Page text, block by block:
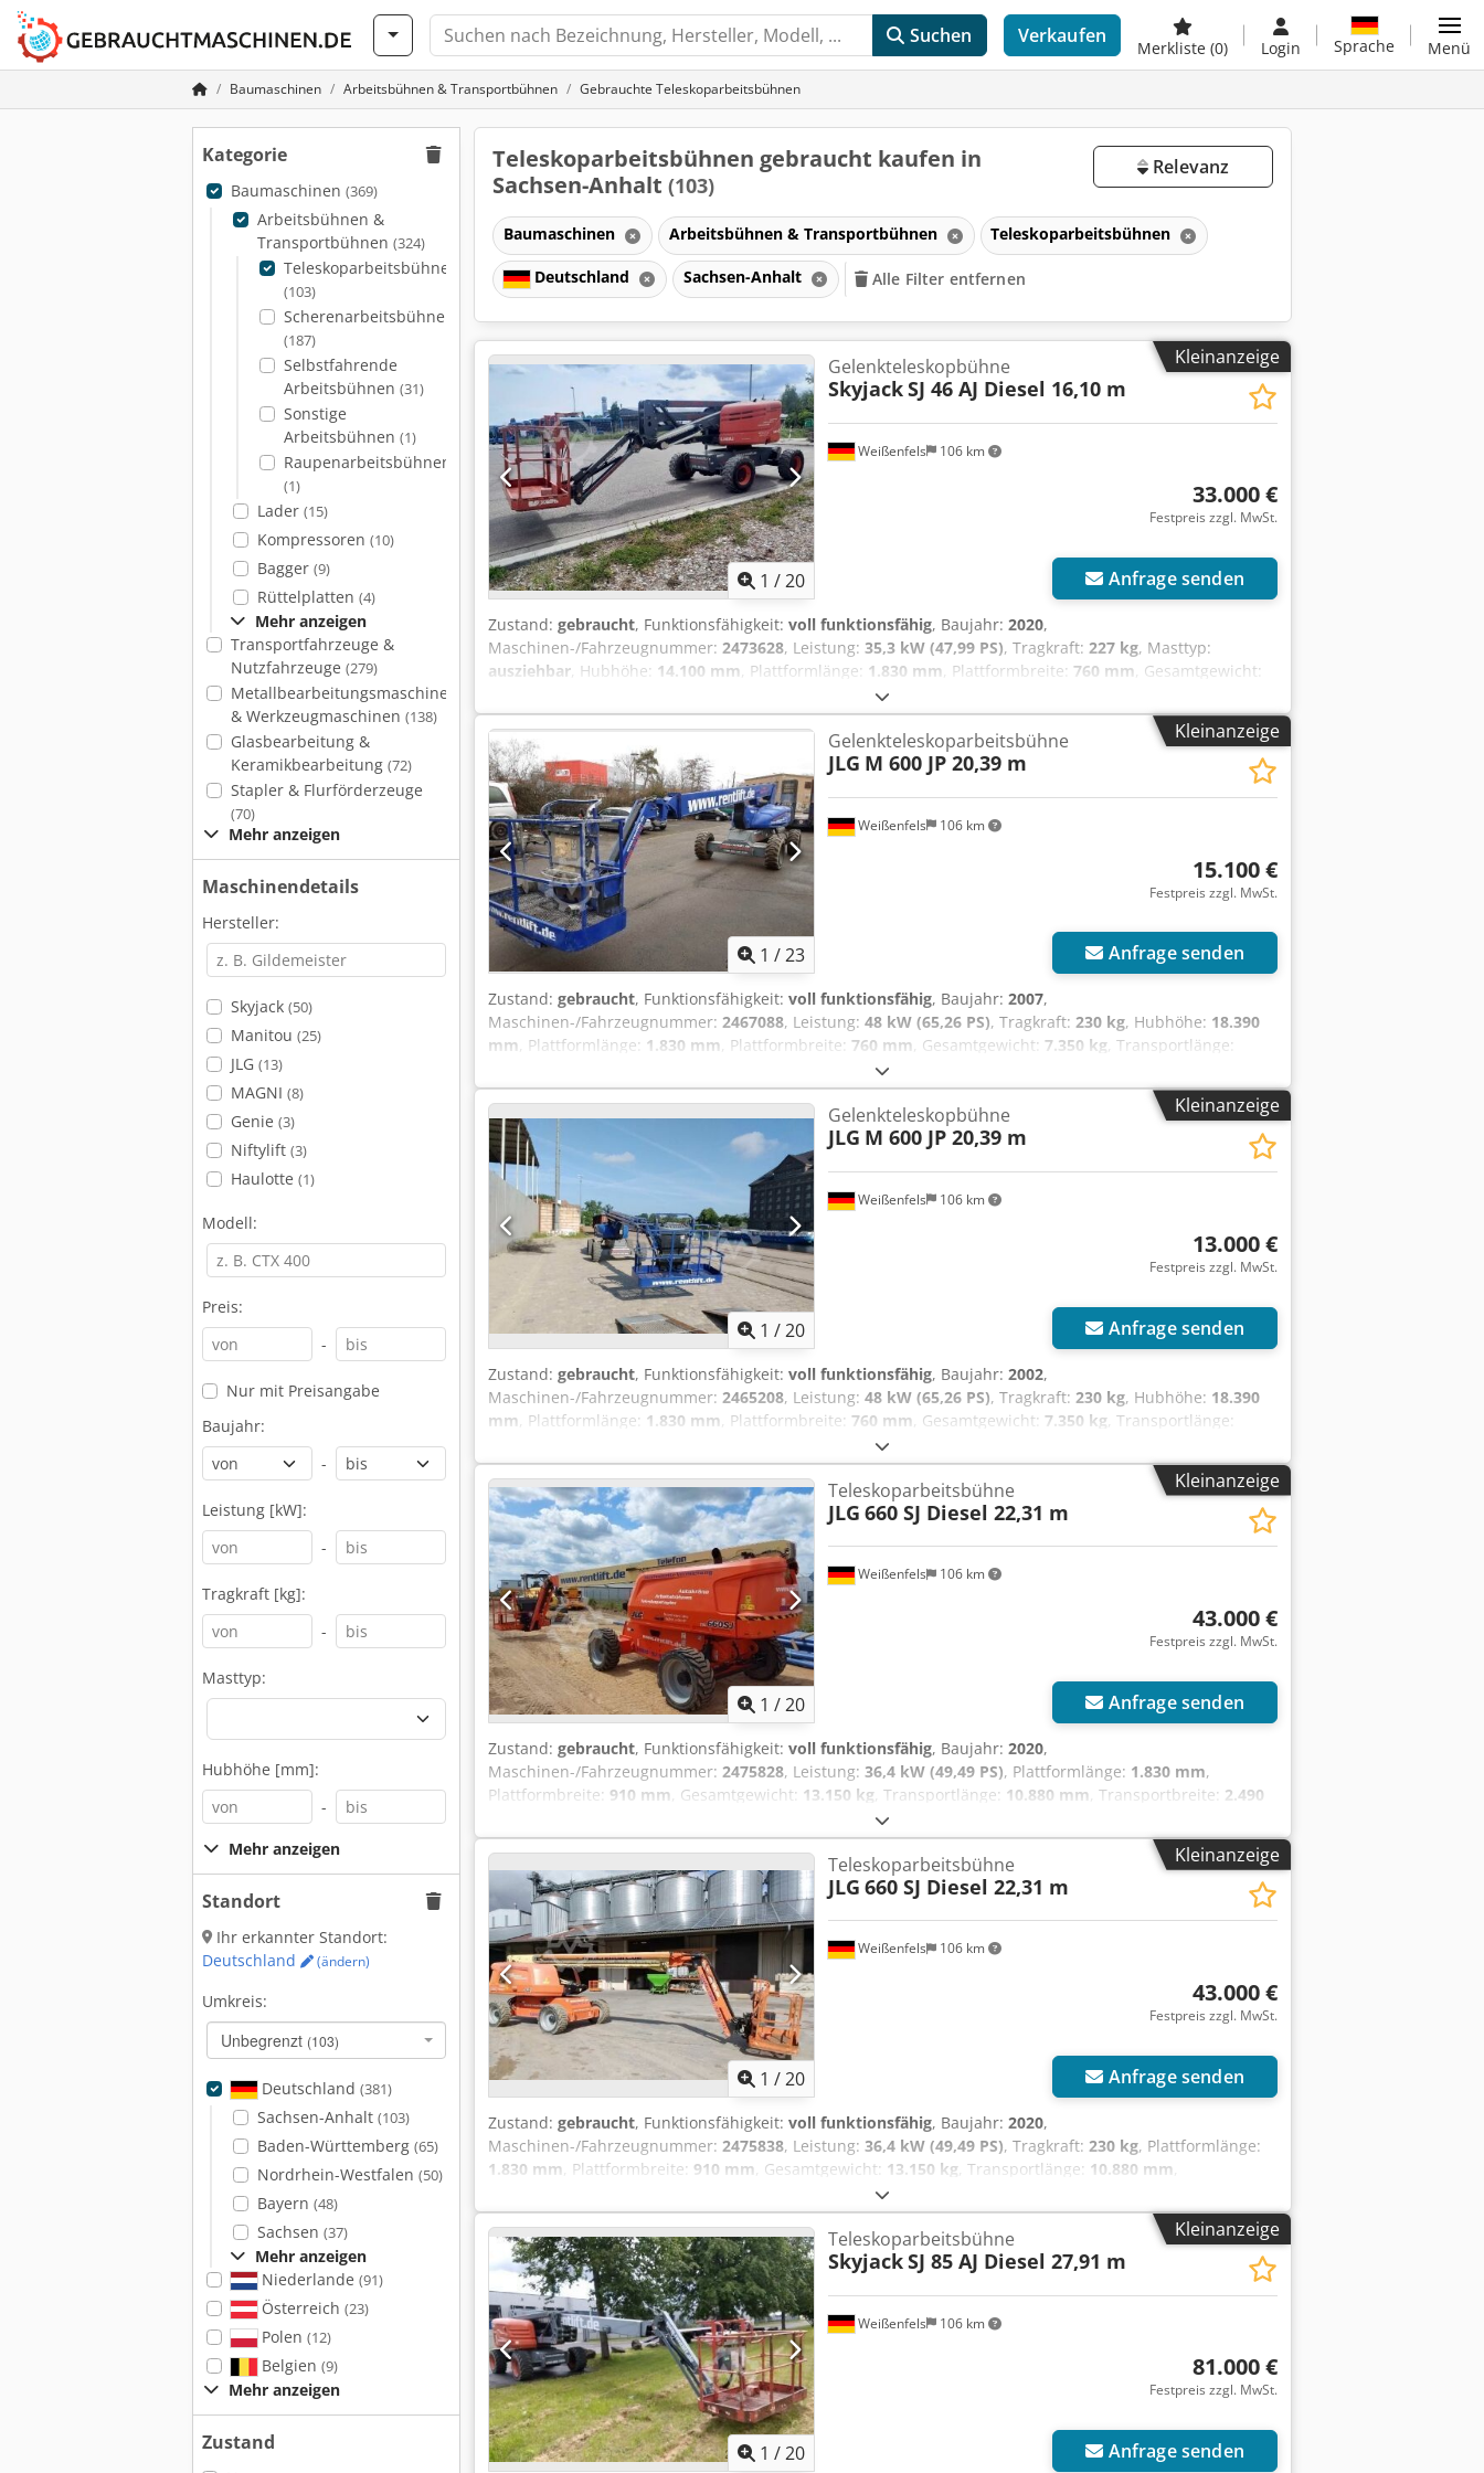
Suchen Verkaufen
Merkliste (0) Login Sprache Menü
Baumaschinen Arbeitsbühnen & Transportbühnen Gebrauchte Teleskoparbeitsbühnen
Kategorie
Baumaschinen (369)
Arbeitsbühnen &
Transportbühnen (324)
Teleskoparbeitsbühnen
(103)
Scherenarbeitsbühnen
(187)
Selbstfahrende
Arbeitsbühnen (31)
Sonstige
Arbeitsbühnen (1)
Raupenarbeitsbühnen
(1)
Lader (15)
Kompressoren (10)
Bagger (9)
Rüttelplatten (4)
Mehr anzeigen
Transportfahrzeuge &
Nutzfahrzeuge (279)
Metallbearbeitungsmaschinen
& Werkzeugmaschinen (138)
Glasbearbeitung &
Keramikbearbeitung (72)
Stapler & Flurförderzeuge
(70)
Mehr anzeigen
Maschinendetails
Hersteller:
Skyjack (50)
Manitou (25)
JLG (13)
MAGNI (8)
Genie (3)
Niftylift (3)
Haulotte (1)
Modell:
Preis:
-
Nur mit Preisangabe
Baujahr:
-
Leistung [kW]:
-
Tragkraft [kg]:
-
Masttyp:
Hubhöhe [mm]:
-
Mehr anzeigen
Standort
Ihr erkannter Standort:
Deutschland
(ändern)
Umkreis:
Unbegrenzt (103)
Deutschland (381)
Sachsen-Anhalt (103)
Baden-Württemberg (65)
Nordrhein-Westfalen (50)
Bayern (48)
Sachsen (37)
Mehr anzeigen
Niederlande (91)
Österreich (23)
Polen (12)
Belgien (9)
Mehr anzeigen
Zustand
Teleskoparbeitsbühnen gebraucht kaufen in
Sachsen-Anhalt (103)
Relevanz
Baumaschinen Arbeitsbühnen & Transportbühnen Teleskoparbeitsbühnen
Deutschland Sachsen-Anhalt Alle Filter entfernen
Kleinanzeige
1 /20
Weißenfels 106 km
Gelenkteleskopbühne
SkyjackSJ 46 AJ Diesel 16,10 m
33.000 €
Festpreis zzgl. MwSt.
Anfrage senden
Zustand: gebraucht, Funktionsfähigkeit: voll funktionsfähig, Baujahr: 2020,
Maschinen-/Fahrzeugnummer: 2473628, Leistung: 35,3 kW (47,99 PS), Tragkraft: 227 kg, Masttyp:
ausziehbar , Hubhöhe: 14.100 mm , Plattformlänge: 1.830 mm , Plattformbreite: 760 mm , Gesamtgewicht:
, Transportbreite:
Diesel, Reifengröße:12 x 16,5, Farbe:Rot, Ausstattung:Allradantrieb, Differentialsperre, UVV,
Technische Daten: Baujahr: 2020 Arbeitshöhe: 16,10 m Plattformhöhe: 14,10 m Plattform-Maße (LxB): 1,83
x 0,76 m Korblänge 1,52 m Korbdrehung 170° Drehbereich 360° seitliche Reichweite 7,54 m Traglast: 227
kg Gesamtgewicht: 6500 kg Steigfähigkeit 45% Antrieb: Diesel 35,8 kW/48 PS Plattformdrehung: 170°
Schaumgefüllte Geländereifen Chsdpfxeyqy Etj Ahyoa Allrad, Differentialsperre, Überlastsensoren, voll
funktionsfähig, allgemeine Gebrauchsspuren
Kleinanzeige
1 /23
Weißenfels 106 km
Gelenkteleskoparbeitsbühne
JLG M 600 JP 20,39 m
15.100 €
Festpreis zzgl. MwSt.
Anfrage senden
Zustand: gebraucht, Funktionsfähigkeit: voll funktionsfähig, Baujahr: 2007,
Maschinen-/Fahrzeugnummer: 2467088, Leistung: 48 kW (65,26 PS), Tragkraft: 230 kg, Hubhöhe: 18.390
mm , Plattformlänge: 1.830 mm , Plattformbreite: 760 mm , Gesamtgewicht: 7.350 kg , Transportlänge:
, Transporthöhe:
Technische Daten Baujahr: 2007 Antrieb: Elektro 48 kw Arbeitshöhe: 20,39 m Plattformhöhe: 18,39 m
Plattform-Maße (L x B): 1,83 m x 0,76 m Gesamtmaße (L x B x H) 10,15 m x 2,42 m x 2,54 m Seitliche
Reichweite 13,54 m Schwnken 400° Tragfähigkeit 230 kg Korbarm Länge 1,24 m Fahrgeschwindigkeit 4,8
km/h Chsdeyqzvgopfx Ahyea Gewicht: 7.350 kg Steigfähigkeit: max. 30% funktionsfähig, allgemeine
Gebrauchsspuren
Kleinanzeige
1 /20
Weißenfels 106 km
Gelenkteleskopbühne
JLG M 600 JP 20,39 m
13.000 €
Festpreis zzgl. MwSt.
Anfrage senden
Zustand: gebraucht, Funktionsfähigkeit: voll funktionsfähig, Baujahr: 2002,
Maschinen-/Fahrzeugnummer: 2465208, Leistung: 48 kW (65,26 PS), Tragkraft: 230 kg, Hubhöhe: 18.390
mm , Plattformlänge: 1.830 mm , Plattformbreite: 760 mm , Gesamtgewicht: 7.350 kg , Transportlänge:
, Transporthöhe:
Technische Daten Baujahr: 2002 Antrieb: Elektro 48 kw Arbeitshöhe: 20,39 m Plattformhöhe: 18,39 m
Plattform-Maße (L x B): 1,83 m x 0,76 m Gesamtmaße (L x B x H) 10,15 m x 2,42 m x 2,54 m Seitliche
Reichweite 13,54 m Schwnken 400° Tragfähigkeit 230 kg Korbarm Länge 1,24 m Fahrgeschwindigkeit 4,8
km/h Chodpfezrk Uyjx Ahyoa Gewicht: 7.350 kg Steigfähigkeit: max. 30% funktionsfähig, allgemeine
Gebrauchsspuren
Kleinanzeige
1 /20
Weißenfels 106 km
Teleskoparbeitsbühne
JLG 660 SJ Diesel 22,31 m
43.000 €
Festpreis zzgl. MwSt.
Anfrage senden
Zustand: gebraucht, Funktionsfähigkeit: voll funktionsfähig, Baujahr: 2020,
Maschinen-/Fahrzeugnummer: 2475828, Leistung: 36,4 kW (49,49 PS), Plattformlänge: 1.830 mm,
Plattformbreite: 910 mm , Gesamtgewicht: 13.150 kg , Transportlänge: 10.880 mm , Transportbreite: 2.490
Diesel, Farbe:
Baujahr 2020 Motor Diesel 36,4 kw Arbeitshöhe 22,31 m Plattformhöhe 20,31 m Cedoyqzc Hjpfx Ahysha
seitliche Reichweite 17,30 m Schwenken 360° Plattformmaße (L x B) 1,83 m x 0,91 m Gesamtmaße (L x B x
H) 10,88 m x 2,49 m x 2,57 m Fahrgeschwindigkeit 6,8 km/h max. Traglast 230 kg max. Steigfähigkeit 30°
(4x2x2) max. Steigfähigkeit 45° (4x4x2) Gewicht 13..150 kg voll funktionsfähig, allgemeine Gebrauchspuren
Kleinanzeige
1 /20
Weißenfels 106 km
Teleskoparbeitsbühne
JLG 660 SJ Diesel 22,31 m
43.000 €
Festpreis zzgl. MwSt.
Anfrage senden
Zustand: gebraucht, Funktionsfähigkeit: voll funktionsfähig, Baujahr: 2020,
Maschinen-/Fahrzeugnummer: 2475838, Leistung: 36,4 kW (49,49 PS), Tragkraft: 230 kg, Plattformlänge:
1.830 mm , Plattformbreite: 910 mm , Gesamtgewicht: 13.150 kg , Transportlänge: 10.880 mm
2.570 mm
UVV, Technische Daten Baujahr 2020 Motor Diesel 36,4 kw Arbeitshöhe 22,31 m Plattformhöhe 20,31 m
seitliche Reichweite 17,30 m Schwenken 360° Plattformmaße (L x B) 1,83 m x 0,91 m Gesamtmaße (L x B x
H) 10,88 m x 2,49 m x 2,57 m Fahrgeschwindigkeit 6,8 km/h max. Traglast 230 kg max. Steigfähigkeit 30°
(4x2x2) max. Steigfähigkeit 45° (4x4x2) Chedpfx Aezrk Utehyoa Gewicht 13..150 kg voll funktionsfähig,
allgemeine Gebrauchspuren
Kleinanzeige
1 /20
Weißenfels 106 km
Teleskoparbeitsbühne
SkyjackSJ 85 AJ Diesel 27,91 m
81.000 €
Festpreis zzgl. MwSt.
Anfrage senden